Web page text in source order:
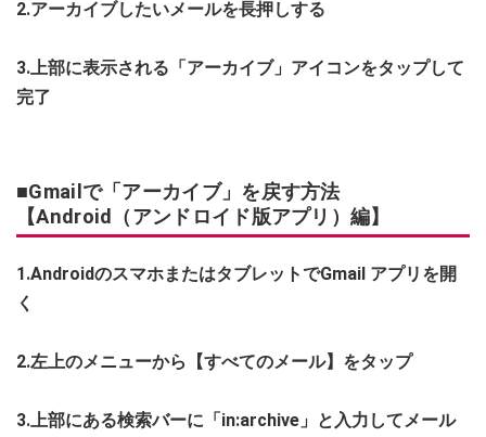
2.アーカイブしたいメールを長押しする
3.上部に表示される「アーカイブ」アイコンをタップして
完了
■Gmailで「アーカイブ」を戻す方法
【Android（アンドロイド版アプリ）編】
1.AndroidのスマホまたはタブレットでGmail アプリを開
く
2.左上のメニューから【すべてのメール】をタップ
3.上部にある検索バーに「in:archive」と入力してメール